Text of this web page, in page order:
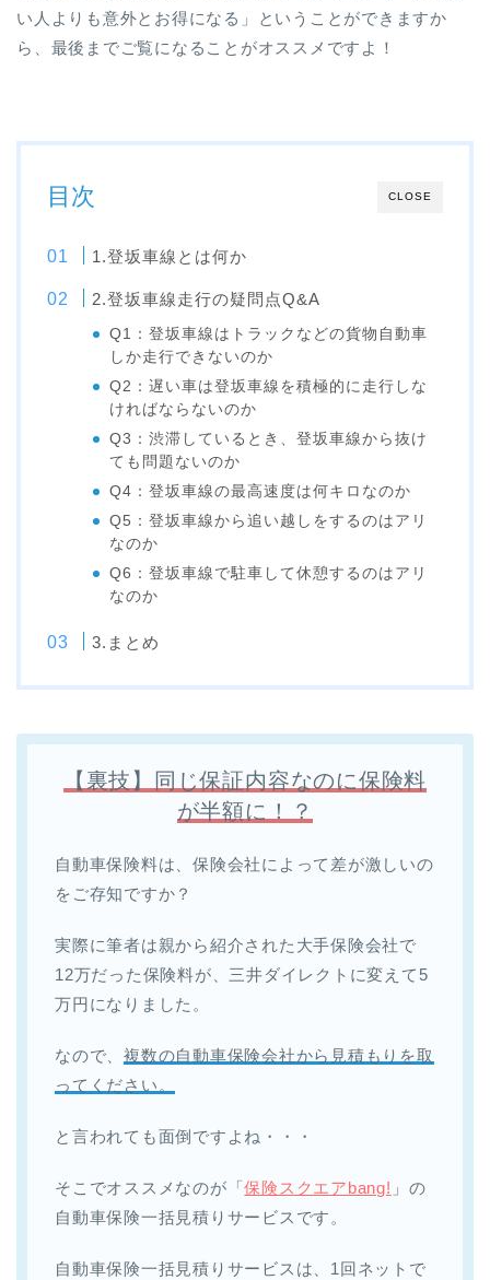
い人よりも意外とお得になる」ということができますか
ら、最後までご覧になることがオススメですよ！
CLOSE
目次
1.登坂車線とは何か
2.登坂車線走行の疑問点Q&A
Q1：登坂車線はトラックなどの貨物自動車
しか走行できないのか
Q2：遅い車は登坂車線を積極的に走行しな
ければならないのか
Q3：渋滞しているとき、登坂車線から抜け
ても問題ないのか
Q4：登坂車線の最高速度は何キロなのか
Q5：登坂車線から追い越しをするのはアリ
なのか
Q6：登坂車線で駐車して休憩するのはアリ
なのか
3.まとめ
【裏技】同じ保証内容なのに保険料
が半額に！？
自動車保険料は、保険会社によって差が激しいの
をご存知ですか？
実際に筆者は親から紹介された大手保険会社で
12万だった保険料が、三井ダイレクトに変えて5
万円になりました。
なので、複数の自動車保険会社から見積もりを取
ってください。
と言われても面倒ですよね・・・
そこでオススメなのが「保険スクエアbang! 」の
自動車保険一括見積りサービスです。
自動車保険一括見積りサービスは、1回ネットで